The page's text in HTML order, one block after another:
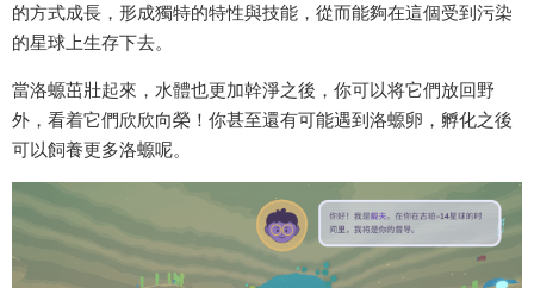
的方式成長，形成獨特的特性與技能，從而能夠在這個受到污染
的星球上生存下去。
當洛螈茁壯起來，水體也更加幹淨之後，你可以将它們放回野
外，看着它們欣欣向榮！你甚至還有可能遇到洛螈卵，孵化之後
可以飼養更多洛螈呢。